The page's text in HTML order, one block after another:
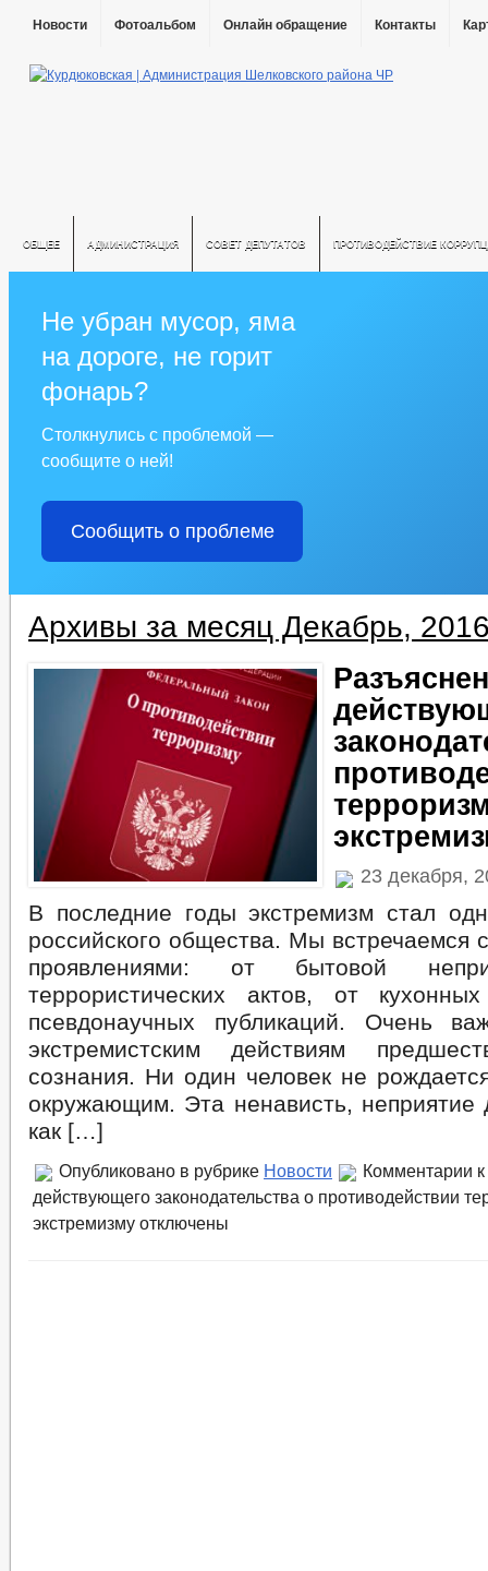
Новости Фотоальбом Онлайн обращение Контакты
ОБЩЕЕ АДМИНИСТРАЦИЯ СОВЕТ ДЕПУТАТОВ ПРОТИВОДЕЙСТВИЕ
Не убран мусор, яма
на дороге, не горит
фонарь?
Столкнулись с проблемой —
сообщите о ней!
Сообщить о проблеме
Архивы за месяц Декабрь,
23 декабря,
В последние годы экстремизм стал
российского общества. Мы встречаемся
проявлениями: от бытовой
террористических актов, от
псевдонаучных публикаций. Очень
экстремистским действиям
сознания. Ни один человек не
окружающим. Эта ненависть, неприятие
как […]
Опубликовано в рубрике Новости Комментарии
действующего законодательства о противодействии
экстремизму отключены